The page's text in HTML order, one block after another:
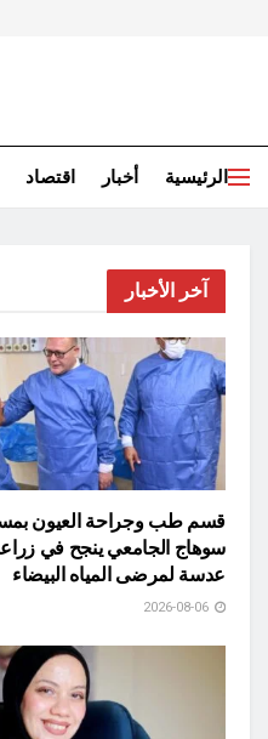
الرئيسية أخبار اقتصاد
آخر الأخبار
قسم طب وجراحة العيون
عدسة لمرضى المياه البيضاء